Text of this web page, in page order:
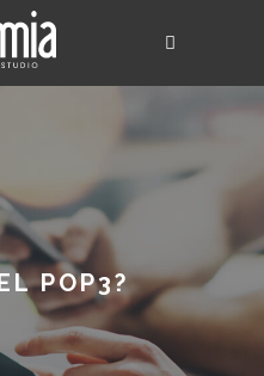
POP3?